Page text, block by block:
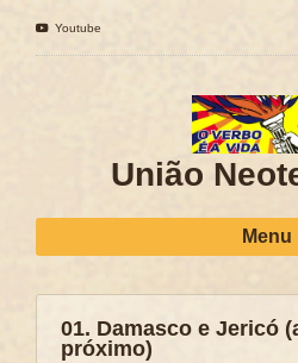
Youtube
União
Menu
01. Damasco e Jericó
próximo)